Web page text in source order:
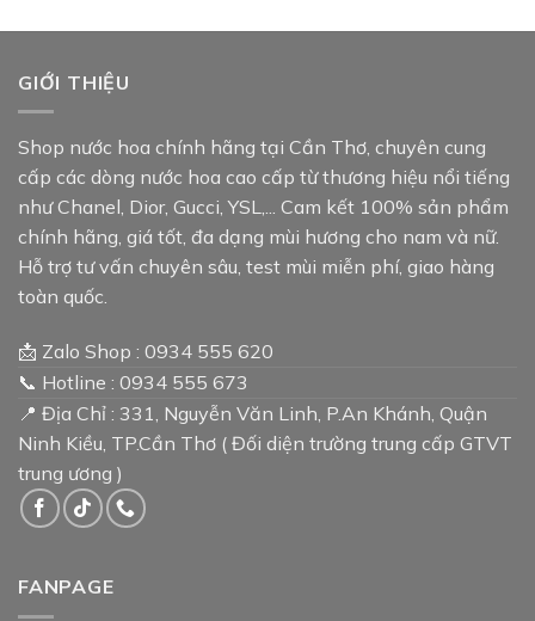
GIỚI THIỆU
Shop nước hoa chính hãng tại Cần Thơ, chuyên cung
cấp các dòng nước hoa cao cấp từ thương hiệu nổi tiếng
như Chanel, Dior, Gucci, YSL,... Cam kết 100% sản phẩm
chính hãng, giá tốt, đa dạng mùi hương cho nam và nữ.
Hỗ trợ tư vấn chuyên sâu, test mùi miễn phí, giao hàng
toàn quốc.
📩 Zalo Shop : 0934 555 620
📞 Hotline : 0934 555 673
📍 Địa Chỉ : 331, Nguyễn Văn Linh, P.An Khánh, Quận
Ninh Kiều, TP.Cần Thơ ( Đối diện trường trung cấp GTVT
trung ương )
FANPAGE